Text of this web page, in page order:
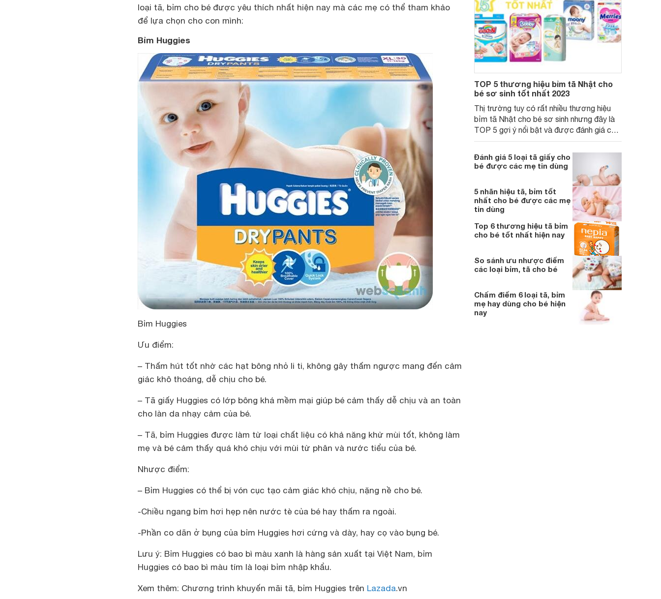
loại tã, bỉm cho bé được yêu thích nhất hiện nay mà các mẹ có thể tham khảo
để lựa chọn cho con mình:
Bỉm Huggies
Bỉm Huggies
Ưu điểm:
– Thấm hút tốt nhờ các hạt bông nhỏ li ti, không gây thấm ngược mang đến cảm
giác khô thoáng, dễ chịu cho bé.
– Tã giấy Huggies có lớp bông khá mềm mại giúp bé cảm thấy dễ chịu và an toàn
cho làn da nhạy cảm của bé.
– Tã, bỉm Huggies được làm từ loại chất liệu có khả năng khử mùi tốt, không làm
mẹ và bé cảm thấy quá khó chịu với mùi từ phân và nước tiểu của bé.
Nhược điểm:
– Bỉm Huggies có thể bị vón cục tạo cảm giác khó chịu, nặng nề cho bé.
-Chiều ngang bỉm hơi hẹp nên nước tè của bé hay thấm ra ngoài.
-Phần co dãn ở bụng của bỉm Huggies hơi cứng và dày, hay cọ vào bụng bé.
Lưu ý: Bỉm Huggies có bao bì màu xanh là hàng sản xuất tại Việt Nam, bỉm
Huggies có bao bì màu tím là loại bỉm nhập khẩu.
Xem thêm: Chương trình khuyến mãi tã, bỉm Huggies trên Lazada.vn
TOP 5 thương hiệu bỉm tã Nhật cho
bé sơ sinh tốt nhất 2023
Thị trường tuy có rất nhiều thương hiệu
bỉm tã Nhật cho bé sơ sinh nhưng đây là
TOP 5 gợi ý nổi bật và được đánh giá cao
nhất về chất lượng lẫn giá thành.
Đánh giá 5 loại tã giấy cho
bé được các mẹ tin dùng
5 nhãn hiệu tã, bỉm tốt
nhất cho bé được các mẹ
tin dùng
Top 6 thương hiệu tã bỉm
cho bé tốt nhất hiện nay
So sánh ưu nhược điểm
các loại bỉm, tã cho bé
Chấm điểm 6 loại tã, bỉm
mẹ hay dùng cho bé hiện
nay